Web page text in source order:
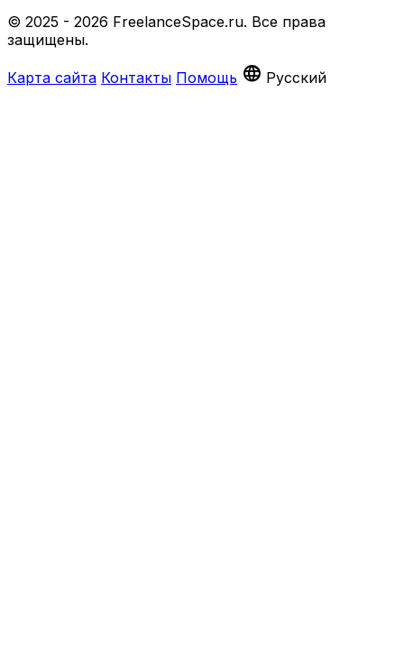
© 2025 - 2026 FreelanceSpace.ru. Все права
защищены.
Карта сайта Контакты Помощь language Русский